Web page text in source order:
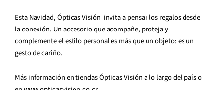
Esta Navidad, Ópticas Visión invita a pensar los regalos desde
la conexión. Un accesorio que acompañe, proteja y
complemente el estilo personal es más que un objeto: es un
gesto de cariño.
Más información en tiendas Ópticas Visión a lo largo del país o